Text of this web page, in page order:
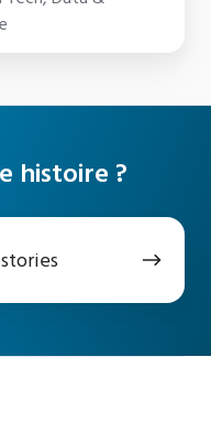
histoire ?